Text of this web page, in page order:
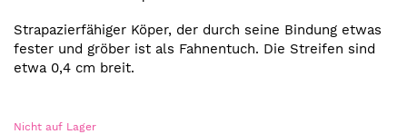
Bildergalerie
springen
Strapazierfähiger Köper, der durch seine Bindung etwas
fester und gröber ist als Fahnentuch. Die Streifen sind
etwa 0,4 cm breit.
Nicht auf Lager